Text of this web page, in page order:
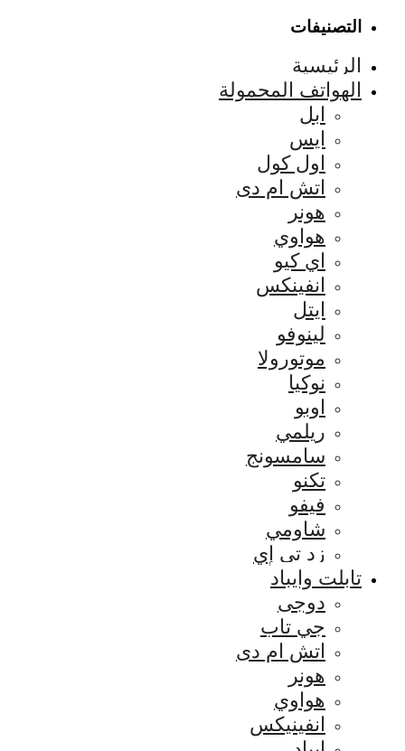
التصنيفات
الرئيسية
الهواتف المحمولة
ابل
ايس
اول كول
اتش ام دى
هونر
هواوي
اي كيو
انفينكس
ايتل
لينوفو
موتورولا
نوكيا
اوبو
ريلمي
سامسونج
تكنو
فيفو
شاومي
زد تي إي
تابلت وايباد
دوجى
جي تاب
اتش ام دى
هونر
هواوي
انفينيكس